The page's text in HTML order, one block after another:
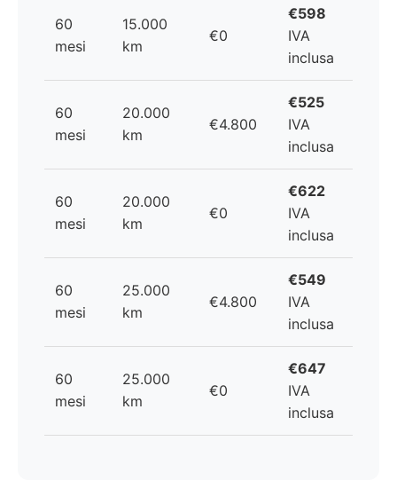
60
mesi
15.000
km
€0
€598
IVA
inclusa
60
mesi
20.000
km
€4.800
€525
IVA
inclusa
60
mesi
20.000
km
€0
€622
IVA
inclusa
60
mesi
25.000
km
€4.800
€549
IVA
inclusa
60
mesi
25.000
km
€0
€647
IVA
inclusa